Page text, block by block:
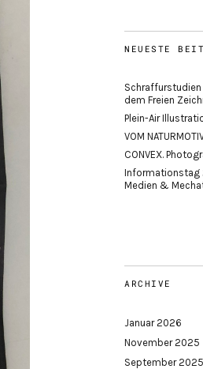
NEUESTE
Schraffurstudien
dem Freien
Plein-Air
VOM
CONVEX.
Informationstag
Medien &
ARCHIVE
Januar 2026
November 2025
September 2025